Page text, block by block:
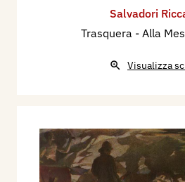
Salvadori
Trasquera - Alla
Visualizza